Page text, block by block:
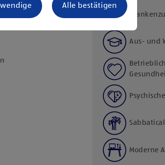
Aus- und
Sabbatical
Moderne
Alle bestätigen